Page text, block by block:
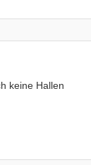
keine Hallen